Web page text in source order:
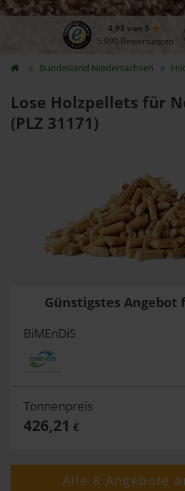
4,93 von 5
5.090 Bewertungen
Bundesland Niedersachsen
Lose Holzpellets für
(PLZ 31171)
Günstigstes Angebot
BiMEnDiS
Tonnenpreis
426,21 €
Alle 8 Angebote